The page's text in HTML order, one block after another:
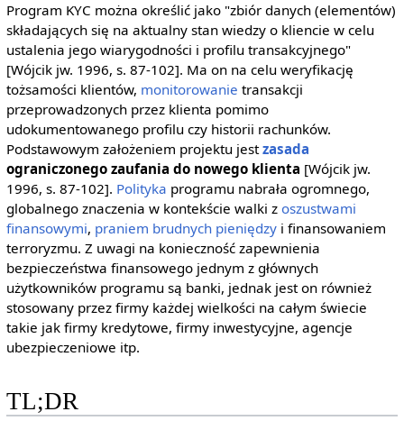
Program KYC można określić jako "zbiór danych (elementów)
składających się na aktualny stan wiedzy o kliencie w celu
ustalenia jego wiarygodności i profilu transakcyjnego"
[Wójcik jw. 1996, s. 87-102]. Ma on na celu weryfikację
tożsamości klientów, monitorowanie transakcji
przeprowadzonych przez klienta pomimo
udokumentowanego profilu czy historii rachunków.
Podstawowym założeniem projektu jestzasada
ograniczonego zaufania do nowego klienta [Wójcik jw.
1996, s. 87-102]. Polityka programu nabrała ogromnego,
globalnego znaczenia w kontekście walki z oszustwami
finansowymi, praniem brudnych pieniędzyi finansowaniem
terroryzmu. Z uwagi na konieczność zapewnienia
bezpieczeństwa finansowego jednym z głównych
użytkowników programu są banki, jednak jest on również
stosowany przez firmy każdej wielkości na całym świecie
takie jak firmy kredytowe, firmy inwestycyjne, agencje
ubezpieczeniowe itp.
TL;DR